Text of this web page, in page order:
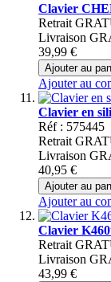
Clavier
Retrait
Livraison
39,99 €
Ajouter au
Ajouter au
Clavier en
Réf : 575445
Retrait
Livraison
40,95 €
Ajouter au
Ajouter au
Clavier
Retrait
Livraison
43,99 €